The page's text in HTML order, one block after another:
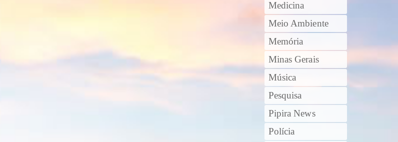
Medicina
Meio Ambiente
Memória
Minas Gerais
Música
Pesquisa
Pipira News
Polícia